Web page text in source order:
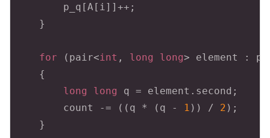
        p_q[A[i]]++;
    }
for (pair<int , long long> element :
    {
long
long
q = element.second;
        count -= ((q * (q -
1 )) / 2 );
    }